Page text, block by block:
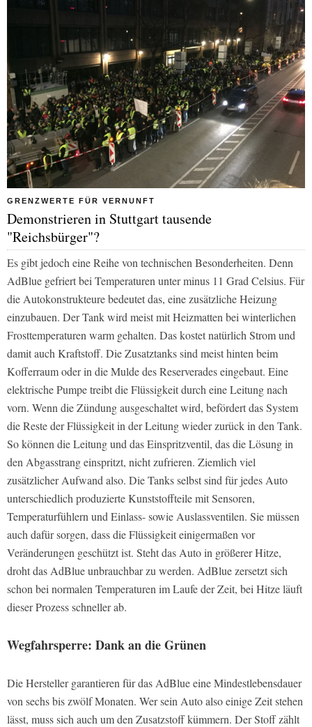
GRENZWERTE FÜR VERNUNFT
Demonstrieren in Stuttgart tausende
"Reichsbürger"?
Es gibt jedoch eine Reihe von technischen Besonderheiten. Denn
AdBlue gefriert bei Temperaturen unter minus 11 Grad Celsius. Für
die Autokonstrukteure bedeutet das, eine zusätzliche Heizung
einzubauen. Der Tank wird meist mit Heizmatten bei winterlichen
Frosttemperaturen warm gehalten. Das kostet natürlich Strom und
damit auch Kraftstoff. Die Zusatztanks sind meist hinten beim
Kofferraum oder in die Mulde des Reserverades eingebaut. Eine
elektrische Pumpe treibt die Flüssigkeit durch eine Leitung nach
vorn. Wenn die Zündung ausgeschaltet wird, befördert das System
die Reste der Flüssigkeit in der Leitung wieder zurück in den Tank.
So können die Leitung und das Einspritzventil, das die Lösung in
den Abgasstrang einspritzt, nicht zufrieren. Ziemlich viel
zusätzlicher Aufwand also. Die Tanks selbst sind für jedes Auto
unterschiedlich produzierte Kunststoffteile mit Sensoren,
Temperaturfühlern und Einlass- sowie Auslassventilen. Sie müssen
auch dafür sorgen, dass die Flüssigkeit einigermaßen vor
Veränderungen geschützt ist. Steht das Auto in größerer Hitze,
droht das AdBlue unbrauchbar zu werden. AdBlue zersetzt sich
schon bei normalen Temperaturen im Laufe der Zeit, bei Hitze läuft
dieser Prozess schneller ab.
Wegfahrsperre: Dank an die Grünen
Die Hersteller garantieren für das AdBlue eine Mindestlebensdauer
von sechs bis zwölf Monaten. Wer sein Auto also einige Zeit stehen
lässt, muss sich auch um den Zusatzstoff kümmern. Der Stoff zählt